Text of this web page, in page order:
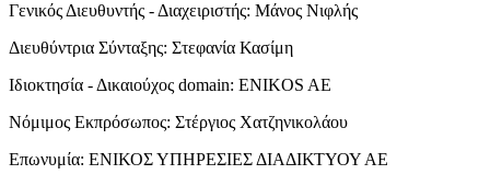
Γενικός Διευθυντής - Διαχειριστής: Μάνος Νιφλής
Διευθύντρια Σύνταξης: Στεφανία Κασίμη
Ιδιοκτησία - Δικαιούχος domain: ENIKOS AE
Νόμιμος Εκπρόσωπος: Στέργιος Χατζηνικολάου
Επωνυμία: ΕΝΙΚΟΣ ΥΠΗΡΕΣΙΕΣ ΔΙΑΔΙΚΤΥΟΥ ΑΕ